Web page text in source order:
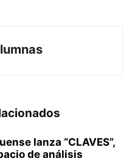
lanza “CLAVES”,
de análisis